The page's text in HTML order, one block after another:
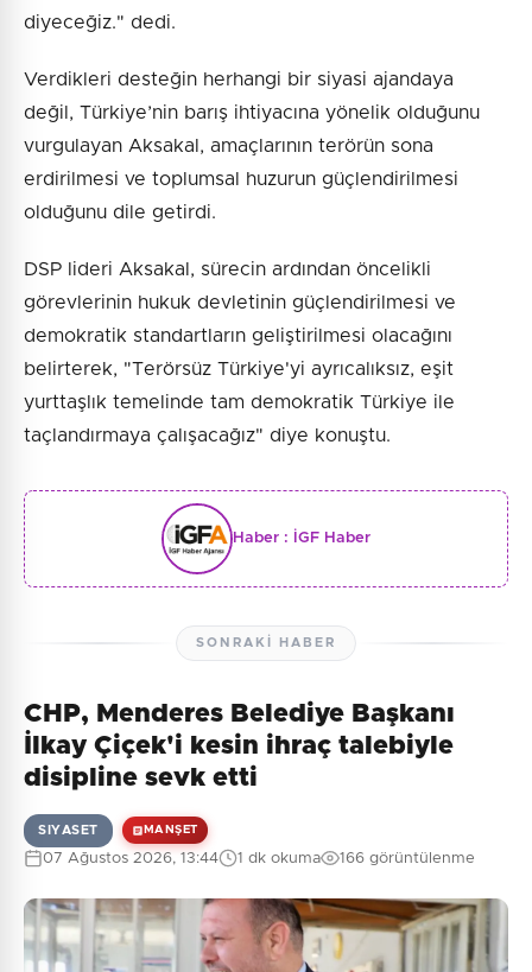
diyeceğiz." dedi.
Verdikleri desteğin herhangi bir siyasi ajandaya
değil, Türkiye’nin barış ihtiyacına yönelik olduğunu
vurgulayan Aksakal, amaçlarının terörün sona
erdirilmesi ve toplumsal huzurun güçlendirilmesi
olduğunu dile getirdi.
DSP lideri Aksakal, sürecin ardından öncelikli
görevlerinin hukuk devletinin güçlendirilmesi ve
demokratik standartların geliştirilmesi olacağını
belirterek, "Terörsüz Türkiye'yi ayrıcalıksız, eşit
yurttaşlık temelinde tam demokratik Türkiye ile
taçlandırmaya çalışacağız" diye konuştu.
Haber : İGF Haber
SONRAKI HABER
CHP, Menderes Belediye Başkanı
İlkay Çiçek'i kesin ihraç talebiyle
disipline sevk etti
SIYASET MANŞET
07 Ağustos 2026, 13:44 1 dk okuma 166 görüntülenme